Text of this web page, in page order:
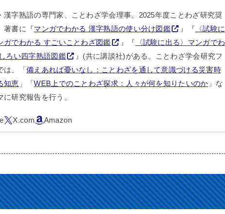
漢字熟語の専門家、ことわざ学会理事。2025年度ことわざ研究奨
著書に『マンガでわかる 漢字熟語の使い分け図鑑 』『 〈試験に
ガでわかる すごいことわざ図鑑
』『 〈試験に出る〉マンガでわ
ろい四字熟語図鑑
』(共に講談社)がある。ことわざ学会研究フ
は、「備えあれば憂いなし：ことわざを通して意識づける災害時
知恵 」「WEB上でのことわざ探求：人々が何を知りたいのか 」な
に研究報告を行う。